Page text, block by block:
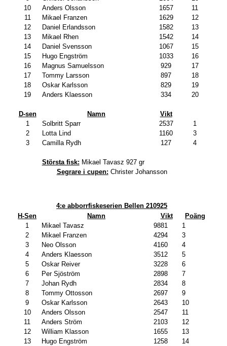
10
Anders Olsson 1657
11
11
Mikael Franzen 1629
12
12
Daniel Erlandsson 1582
13
13
Mikael Rhen 1542
14
14
Daniel Svensson 1067
15
15
Hugo Engström 1033
16
16
Magnus Samuelsson 929
17
17
Tommy Larsson 897
18
18
Oskar Karlsson 829
19
19
Anders Klaesson 334 20
D-sen Namn
Vikt
1
Solbritt Sparr 2537
1
2
Lotta Lind 1160
3
3
Camilla Rydh 127 4
Största fisk: Mikael Tavasz 927 gr
Segrare i cupen: Christer Johansson
4:e abborrfiskeserien Bellen 210925
H-Sen
Namn Vikt
Poäng
1
Mikael Tavasz 9881
1
2
Mikael Franzen 4294
3
3
Neo Olsson 4160
4
4
Anders Klaesson 3512
5
5
Oskar Reiver 3228
6
6
Per Sjöström 2898
7
7
Johan Rydh 2834
8
8
Tommy Ottosson 2697
9
9
Oskar Karlsson 2643
10
10
Anders Olsson 2547
11
11
Anders Ström 2103
12
12
William Klasson 1655
13
13
Hugo Engström 1258
14